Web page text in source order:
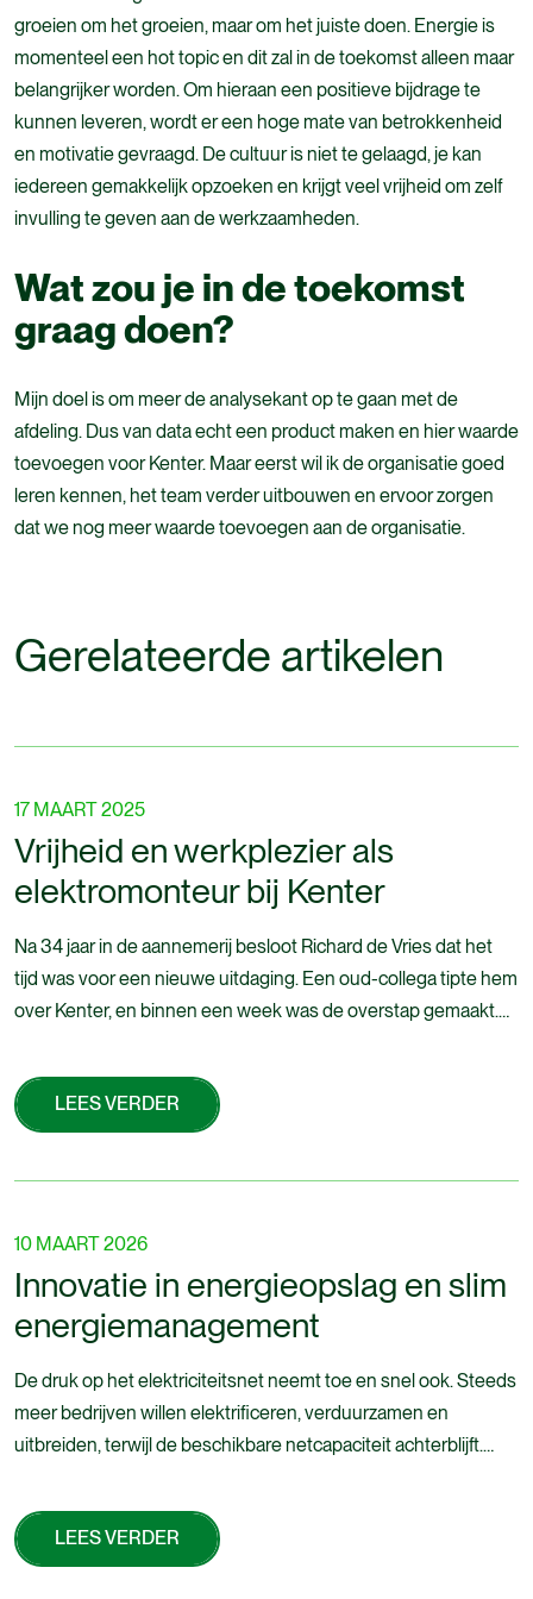
groeien om het groeien, maar om het juiste doen. Energie is
momenteel een hot topic en dit zal in de toekomst alleen maar
belangrijker worden. Om hieraan een positieve bijdrage te
kunnen leveren, wordt er een hoge mate van betrokkenheid
en motivatie gevraagd. De cultuur is niet te gelaagd, je kan
iedereen gemakkelijk opzoeken en krijgt veel vrijheid om zelf
invulling te geven aan dewerkzaamheden.
Wat zou je in de toekomst
graag doen?
Mijn doel is om meer de analysekant op te gaan met de
afdeling. Dus van data echt een product maken en hier waarde
toevoegen voor Kenter. Maar eerst wil ik de organisatie goed
leren kennen, het team verder uitbouwen en ervoor zorgen
dat we nog meer waarde toevoegen aan de organisatie.
Gerelateerde artikelen
17 MAART 2025
Vrijheid en werkplezier als
elektromonteur bij Kenter
Na 34 jaar in de aannemerij besloot Richard de Vries dat het
tijd was voor een nieuwe uitdaging. Een oud-collega tipte hem
over Kenter, en binnen een week was de overstap gemaakt.
Projecten, waar hij zich bezighoudt met het installeren en
aansluiten van middenspanningsstations. “Hier word ik van A
tot Z meegenomen in het project. Ik heb inspraak in de
LEES VERDER
10 MAART 2026
Innovatie in energieopslag en slim
energiemanagement
De druk op het elektriciteitsnet neemt toe en snel ook. Steeds
meer bedrijven willen elektrificeren, verduurzamen en
uitbreiden, terwijl de beschikbare netcapaciteit achterblijft.
verduurzaming. Gelukkig biedt de markt ook antwoorden.
Ontwikkelingen in energieopslag, slim energiemanagement
en samenwerking tussen bedrijven maken het mogelijk om
LEES VERDER